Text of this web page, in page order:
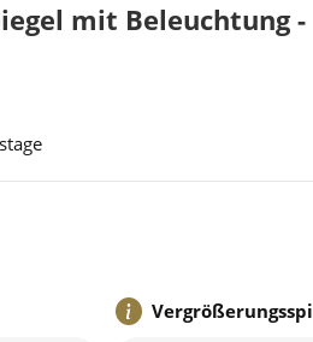
mit Beleuchtung -